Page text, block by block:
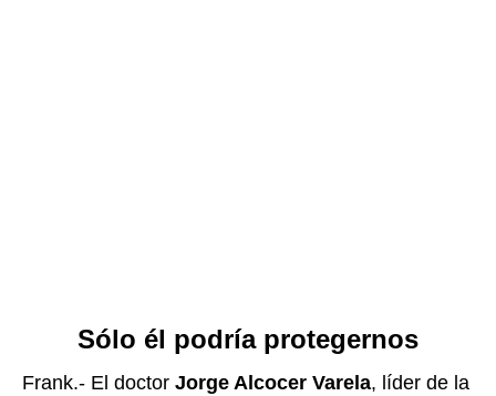
Sólo él podría protegernos
Frank.- El doctor Jorge Alcocer Varela, líder de la